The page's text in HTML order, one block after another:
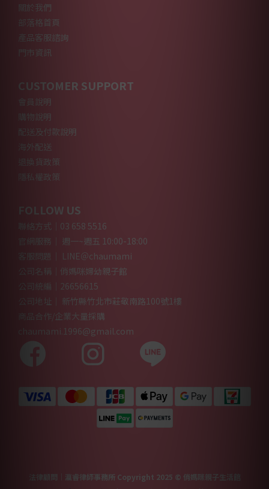
關於我們
部落格首頁
產品客服諮詢
門市資訊
CUSTOMER SUPPORT
會員說明
購物說明
配送及付款說明
海外配送
退換貨政策
隱私權政策
FOLLOW US
聯絡方式｜03 658 5516
官網服務｜ 週一~週五 10:00-18:00
客服問題｜ LINE＠chaumami
公司名稱｜俏媽咪婦幼親子館
公司統編｜26656615
公司地址｜ 新竹縣竹北市莊敬南路100號1樓
商品合作/企業大量採購
chaumami.1996@gmail.com
法律顧問｜瀛睿律師事務所 Copyright 2025 © 俏媽咪親子生活館